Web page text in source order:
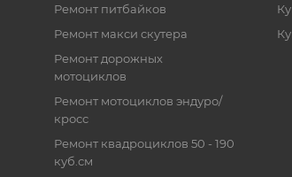
Ремонт питбайков
Ремонт макси скутера
Ремонт дорожных
мотоциклов
Ремонт мотоциклов эндуро/
кросс
Ремонт квадроциклов 50 - 190
куб.см